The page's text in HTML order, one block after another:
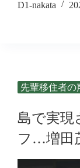
D1-nakata
先輩移住者の
島で実現
フ…増田